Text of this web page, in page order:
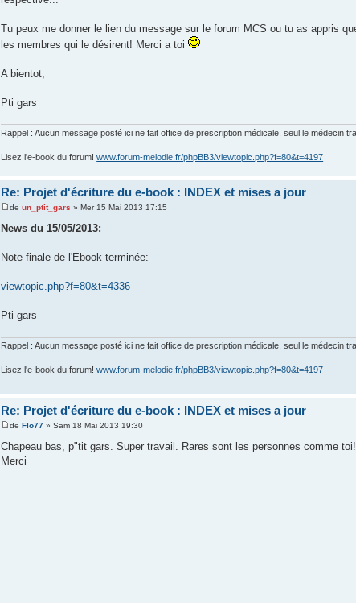
Tu peux me donner le lien du message sur le forum MCS ou tu as appris
les membres qui le désirent! Merci a toi
A bientot,
Pti gars
Rappel : Aucun message posté ici ne fait office de prescription médicale, seul le médecin
Lisez l'e-book du forum!www.forum-melodie.fr/phpBB3/viewtopic.php?f=80&t=4197
Re: Projet d'écriture du e-book : INDEX et mises a jour
deun_ptit_gars » Mer 15 Mai 2013 17:15
News du 15/05/2013:
Note finale de l'Ebook terminée:
viewtopic.php?f=80&t=4336
Pti gars
Rappel : Aucun message posté ici ne fait office de prescription médicale, seul le médecin
Lisez l'e-book du forum!www.forum-melodie.fr/phpBB3/viewtopic.php?f=80&t=4197
Re: Projet d'écriture du e-book : INDEX et mises a jour
deFlo77 » Sam 18 Mai 2013 19:30
Chapeau bas, p"tit gars. Super travail. Rares sont les personnes comme toi!
Merci